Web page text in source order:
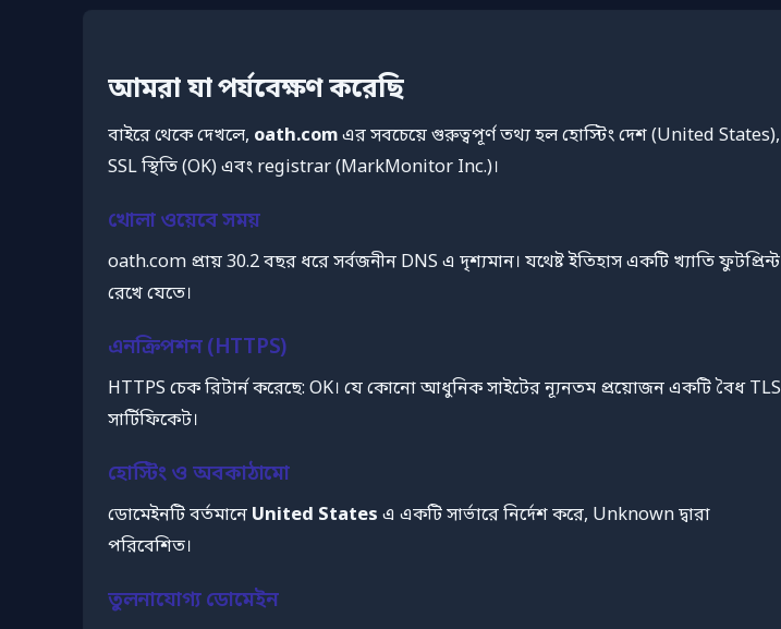
আমরা যা পর্যবেক্ষণ করেছি
বাইরে থেকে দেখলে, oath.comএর সবচেয়ে গুরুত্বপূর্ণ তথ্য হল হোস্টিং দেশ (United States),
SSL স্থিতি (OK) এবং registrar (MarkMonitor Inc.)।
খোলা ওয়েবে সময়
oath.com প্রায় 30.2 বছর ধরে সর্বজনীন DNS এ দৃশ্যমান। যথেষ্ট ইতিহাস একটি খ্যাতি ফুটপ্রিন্ট
রেখে যেতে।
এনক্রিপশন (HTTPS)
HTTPS চেক রিটার্ন করেছে: OK। যে কোনো আধুনিক সাইটের ন্যূনতম প্রয়োজন একটি বৈধ TLS
সার্টিফিকেট।
হোস্টিং ও অবকাঠামো
ডোমেইনটি বর্তমানে United States এ একটি সার্ভারে নির্দেশ করে, Unknown দ্বারা
পরিবেশিত।
তুলনাযোগ্য ডোমেইন